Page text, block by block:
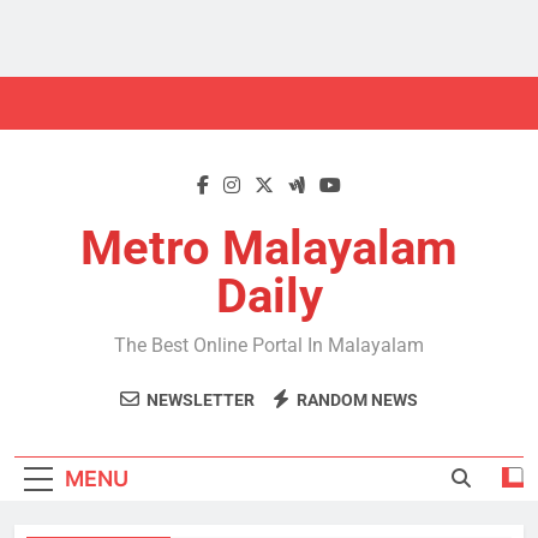
Metro Malayalam
Daily
The Best Online Portal In Malayalam
NEWSLETTER RANDOM NEWS
MENU